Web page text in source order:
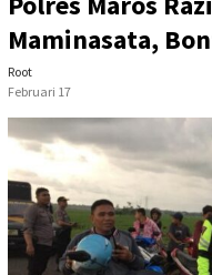
Maminasata,
Root
Februari 17